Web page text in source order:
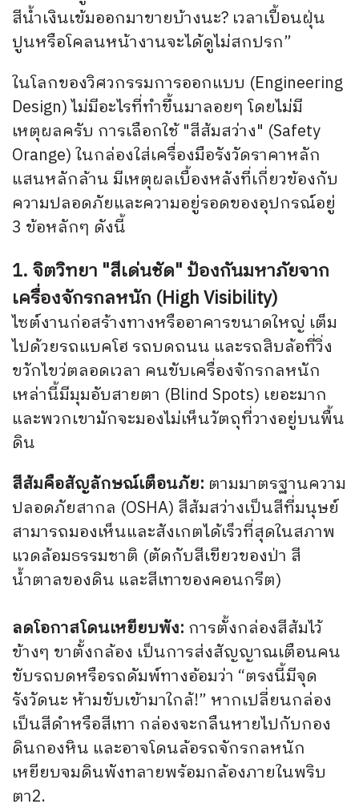
สีน้ำเงินเข้มออกมาขายบ้างนะ? เวลาเปื้อนฝุ่น
ปูนหรือโคลนหน้างานจะได้ดูไม่สกปรก”
ในโลกของวิศวกรรมการออกแบบ (Engineering
Design) ไม่มีอะไรที่ทำขึ้นมาลอยๆ โดยไม่มี
เหตุผลครับ การเลือกใช้ "สีส้มสว่าง" (Safety
Orange) ในกล่องใส่เครื่องมือรังวัดราคาหลัก
แสนหลักล้าน มีเหตุผลเบื้องหลังที่เกี่ยวข้องกับ
ความปลอดภัยและความอยู่รอดของอุปกรณ์อยู่
3 ข้อหลักๆ ดังนี้
1. จิตวิทยา "สีเด่นชัด" ป้องกันมหาภัยจาก
เครื่องจักรกลหนัก (High Visibility)
ไซต์งานก่อสร้างทางหรืออาคารขนาดใหญ่ เต็ม
ไปด้วยรถแบคโฮ รถบดถนน และรถสิบล้อที่วิ่ง
ขวักไขว่ตลอดเวลา คนขับเครื่องจักรกลหนัก
เหล่านี้มีมุมอับสายตา (Blind Spots) เยอะมาก
และพวกเขามักจะมองไม่เห็นวัตถุที่วางอยู่บนพื้น
ดิน
สีส้มคือสัญลักษณ์เตือนภัย: ตามมาตรฐานความ
ปลอดภัยสากล (OSHA) สีส้มสว่างเป็นสีที่มนุษย์
สามารถมองเห็นและสังเกตได้เร็วที่สุดในสภาพ
แวดล้อมธรรมชาติ (ตัดกับสีเขียวของป่า สี
น้ำตาลของดิน และสีเทาของคอนกรีต)
ลดโอกาสโดนเหยียบพัง: การตั้งกล่องสีส้มไว้
ข้างๆ ขาตั้งกล้อง เป็นการส่งสัญญาณเตือนคน
ขับรถบดหรือรถดัมพ์ทางอ้อมว่า “ตรงนี้มีจุด
รังวัดนะ ห้ามขับเข้ามาใกล้!” หากเปลี่ยนกล่อง
เป็นสีดำหรือสีเทา กล่องจะกลืนหายไปกับกอง
ดินกองหิน และอาจโดนล้อรถจักรกลหนัก
เหยียบจมดินพังทลายพร้อมกล้องภายในพริบ
ตา2.